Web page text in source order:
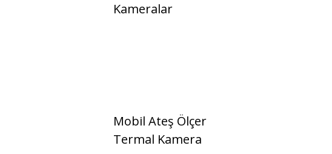
Kameralar
Mobil Ateş Ölçer
Termal Kamera